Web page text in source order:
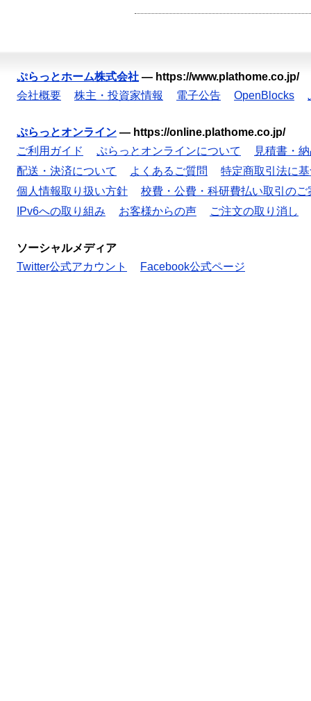
ぷらっとホーム株式会社 — https://www.plathome.co.jp/
会社概要
株主・投資家情報 電子公告 OpenBlocks
ぷらっとオンライン — https://online.plathome.co.jp/
ご利用ガイド
ぷらっとオンラインについて
見積書・
配送・決済について
よくあるご質問
特定商取引法に
個人情報取り扱い方針
校費・公費・科研費払い取引のご
IPv6への取り組み
お客様からの声 ご注文の取り消し
ソーシャルメディア
Twitter公式アカウント
Facebook公式ページ